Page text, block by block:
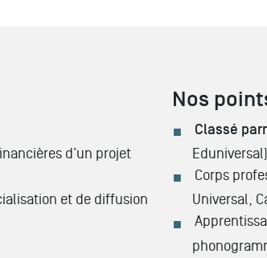
d’un projet
et de diffusion
Nos
Classé
Eduniversal)
Corps
Universal,